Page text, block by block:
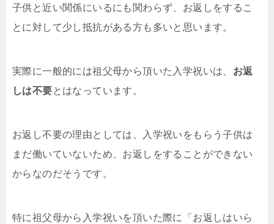
子供と近い関係にいるにも関わらず、お返しをするこ
とに対して少し抵抗がある方も多いと思います。
実際に一般的には祖父母から頂いた入学祝いは、 お返
しは不要とはなっています。
お返し不要の理由としては、入学祝いをもらう子供は
まだ働いていないため、お返しをすることができない
からなのだそうです。
特に祖父母から入学祝いを頂いた際に「お返しはいら